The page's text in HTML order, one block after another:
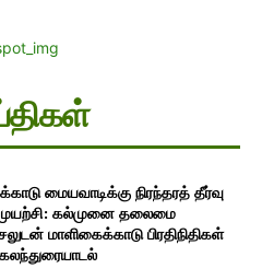
மையவாடிக்கு நிரந்தரத் தீர்வு
கல்முனை தலைமை
மாளிகைக்காடு பிரதிநிதிகள்